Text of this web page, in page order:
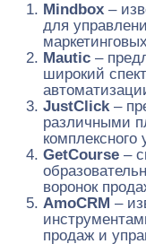
Mindbox –
для
Mautic –
широкий
JustClick–
различными
GetCourse –
воронок
AmoCRM –
продаж и